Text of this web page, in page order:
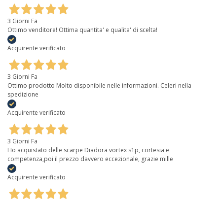
3 Giorni Fa
Ottimo venditore! Ottima quantita' e qualita' di scelta!
Acquirente verificato
3 Giorni Fa
Ottimo prodotto Molto disponibile nelle informazioni. Celeri nella
spedizione
Acquirente verificato
3 Giorni Fa
Ho acquistato delle scarpe Diadora vortex s1p, cortesia e
competenza,poi il prezzo davvero eccezionale, grazie mille
Acquirente verificato